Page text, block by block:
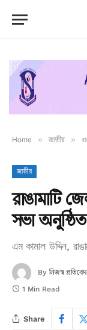
Home » জাতীয় »
জাতীয়
রাঙামাটি
সভা অনুষ্ঠিত
এম কামাল উদ্দিন,
By নিজস্ব
1 Min Read
Share